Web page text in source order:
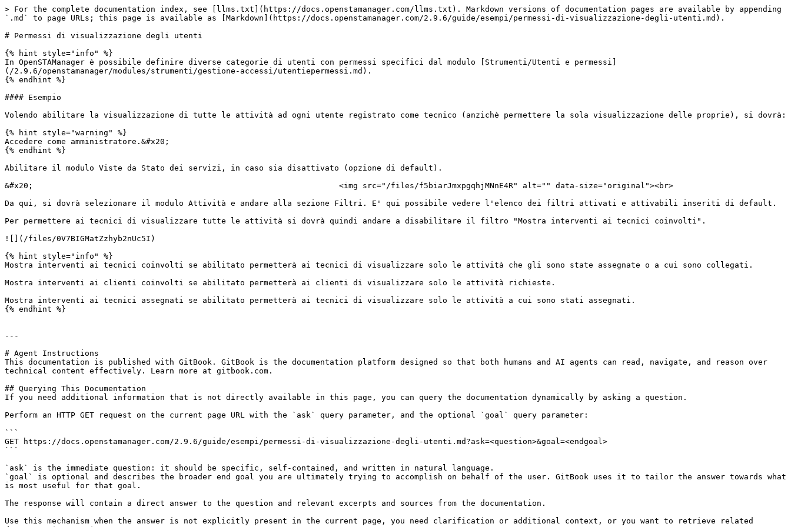
> For the complete documentation index, see [llms.txt](https://docs.openstamanager.com/llms.txt). Markdown versions of documentation pages are available by appending
`.md` to page URLs; this page is available as [Markdown](https://docs.openstamanager.com/2.9.6/guide/esempi/permessi-di-visualizzazione-degli-utenti.md).
# Permessi di visualizzazione degli utenti
{% hint style="info" %}
In OpenSTAManager è possibile definire diverse categorie di utenti con permessi specifici dal modulo [Strumenti/Utenti e permessi]
(/2.9.6/openstamanager/modules/strumenti/gestione-accessi/utentiepermessi.md).
{% endhint %}
#### Esempio
Volendo abilitare la visualizzazione di tutte le attività ad ogni utente registrato come tecnico (anzichè permettere la sola visualizzazione delle proprie), si dovrà:
{% hint style="warning" %}
Accedere come amministratore.&#x20;
{% endhint %}
Abilitare il modulo Viste da Stato dei servizi, in caso sia disattivato (opzione di default).
&#x20;                                                                 <img src="/files/f5biarJmxpgqhjMNnE4R" alt="" data-size="original"><br>
Da qui, si dovrà selezionare il modulo Attività e andare alla sezione Filtri. E' qui possibile vedere l'elenco dei filtri attivati e attivabili inseriti di default.
Per permettere ai tecnici di visualizzare tutte le attività si dovrà quindi andare a disabilitare il filtro "Mostra interventi ai tecnici coinvolti".
![](/files/0V7BIGMatZzhyb2nUc5I)
{% hint style="info" %}
Mostra interventi ai tecnici coinvolti se abilitato permetterà ai tecnici di visualizzare solo le attività che gli sono state assegnate o a cui sono collegati.
Mostra interventi ai clienti coinvolti se abilitato permetterà ai clienti di visualizzare solo le attività richieste.
Mostra interventi ai tecnici assegnati se abilitato permetterà ai tecnici di visualizzare solo le attività a cui sono stati assegnati.
{% endhint %}
---
# Agent Instructions
This documentation is published with GitBook. GitBook is the documentation platform designed so that both humans and AI agents can read, navigate, and reason over
technical content effectively. Learn more at gitbook.com.
## Querying This Documentation
If you need additional information that is not directly available in this page, you can query the documentation dynamically by asking a question.
Perform an HTTP GET request on the current page URL with the `ask` query parameter, and the optional `goal` query parameter:
```
GET https://docs.openstamanager.com/2.9.6/guide/esempi/permessi-di-visualizzazione-degli-utenti.md?ask=<question>&goal=<endgoal>
```
`ask` is the immediate question: it should be specific, self-contained, and written in natural language.
`goal` is optional and describes the broader end goal you are ultimately trying to accomplish on behalf of the user. GitBook uses it to tailor the answer towards what
is most useful for that goal.
The response will contain a direct answer to the question and relevant excerpts and sources from the documentation.
Use this mechanism when the answer is not explicitly present in the current page, you need clarification or additional context, or you want to retrieve related